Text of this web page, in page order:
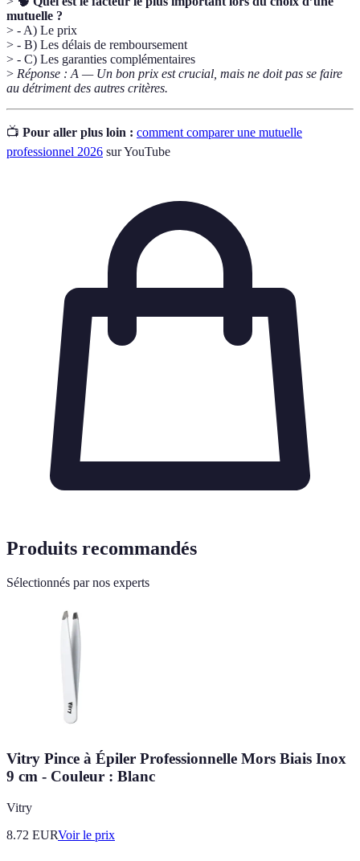
mutuelle ?
> - A) Le prix
> - B) Les délais de remboursement
> - C) Les garanties complémentaires
> Réponse : A — Un bon prix est crucial, mais ne doit pas se faire
au détriment des autres critères.
📺 Pour aller plus loin : comment comparer une mutuelle
professionnel 2026 sur YouTube
Produits recommandés
Sélectionnés par nos experts
Vitry Pince à Épiler Professionnelle Mors Biais Inox
9 cm - Couleur : Blanc
Vitry
8.72 EURVoir le prix